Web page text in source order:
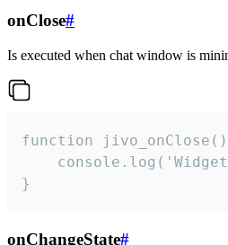
onClose#
Is executed when chat window is
function
}
onChangeState#